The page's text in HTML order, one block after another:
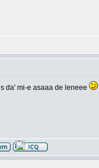
da' mi-e asaaa de leneee